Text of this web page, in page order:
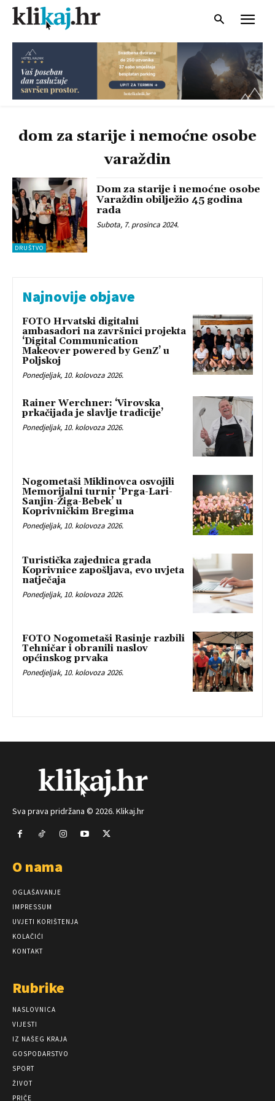
dom za starije i nemoćne osobe
varaždin
DRUŠTVO
Dom za starije i nemoćne osobe
Varaždin obilježio 45 godina
rada
Subota, 7. prosinca 2024.
Najnovije objave
FOTO Hrvatski digitalni
ambasadori na završnici projekta
‘Digital Communication
Makeover powered by GenZ’ u
Poljskoj
Ponedjeljak, 10. kolovoza 2026.
Rainer Werchner: ‘Virovska
prkačijada je slavlje tradicije’
Ponedjeljak, 10. kolovoza 2026.
Nogometaši Miklinovca osvojili
Memorijalni turnir ‘Prga-Lari-
Sanjin-Žiga-Bebek’ u
Koprivničkim Bregima
Ponedjeljak, 10. kolovoza 2026.
Turistička zajednica grada
Koprivnice zapošljava, evo uvjeta
natječaja
Ponedjeljak, 10. kolovoza 2026.
FOTO Nogometaši Rasinje razbili
Tehničar i obranili naslov
općinskog prvaka
Ponedjeljak, 10. kolovoza 2026.
Sva prava pridržana © 2026. Klikaj.hr
O nama
OGLAŠAVANJE
IMPRESSUM
UVJETI KORIŠTENJA
KOLAČIĆI
KONTAKT
Rubrike
NASLOVNICA
VIJESTI
IZ NAŠEG KRAJA
GOSPODARSTVO
SPORT
ŽIVOT
PRIČE